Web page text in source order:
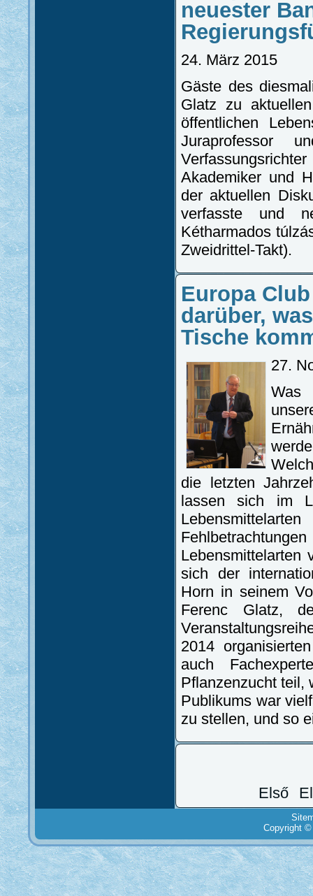
neuester
24. März 2015
Gäste des
Glatz zu
öffentlichen
Juraprofessor
Akademiker und
der aktuellen
verfasste und
Kétharmados
Zweidrittel-Takt).
Europa
darüber,
Tische
27.
Was
die letzten
lassen sich im
Lebensmittelarten
sich der
Horn in seinem
Ferenc Glatz,
2014
auch
Pflanzenzucht teil,
Publikums war
zu stellen, und so
Első
Copyright ©